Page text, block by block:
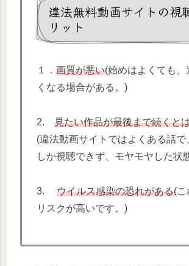
違法無料動画サイトの視
リット
１． 画質が悪い(始めはよくても、
くなる場合がある。)
2. 見たい作品が最後まで続くと
(違法動画サイトではよくある話で
しか視聴できず、モヤモヤした状
3. ウイルス感染の恐れがある(こ
リスクが高いです。)